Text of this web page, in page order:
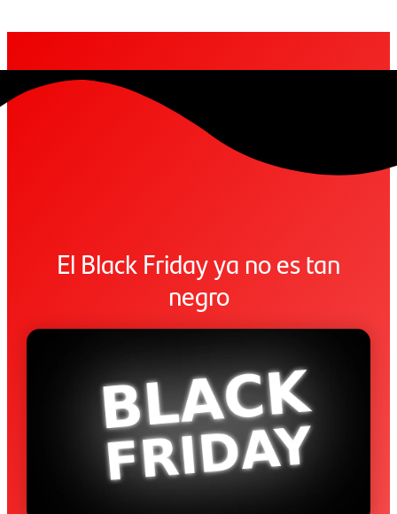
El Black Friday ya no es tan
negro